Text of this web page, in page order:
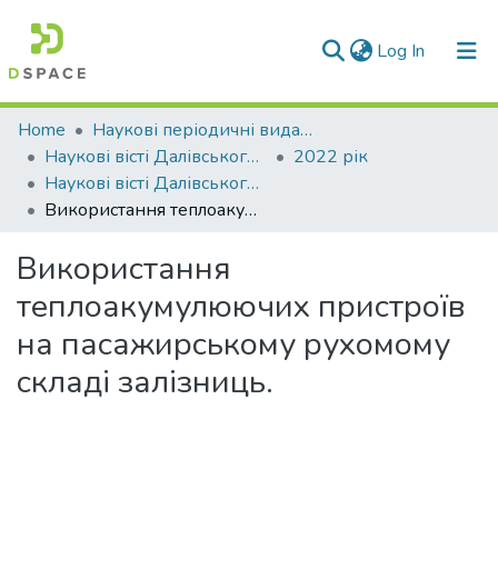
Log In (current)
Communities & Collections
All of DSpace
Statistics
Home
Наукові періодичні видання СНУ ім. В. Даля
Наукові вісті Далівського університету
2022 рік
Наукові вісті Далівського університету № 23
Використання теплоакумулюючих пристроїв на пасажирському рухомому складі залізниць.
Використання
теплоакумулюючих пристроїв
на пасажирському рухомому
складі залізниць.